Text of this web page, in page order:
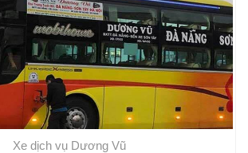
Xe dịch vụ Dương Vũ